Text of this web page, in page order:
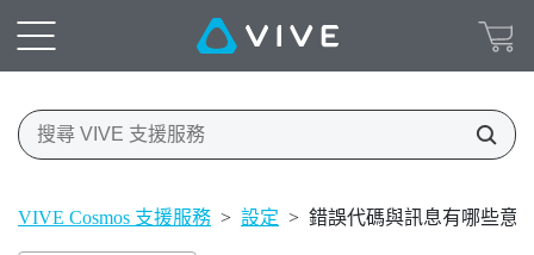
VIVE Cosmos 支援服務 > 設定 > 錯誤代碼與訊息有哪些意